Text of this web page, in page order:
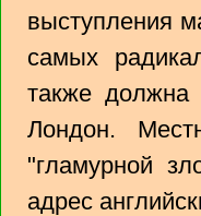
выступления
самых
также
Лондон.
"гламурной
адрес